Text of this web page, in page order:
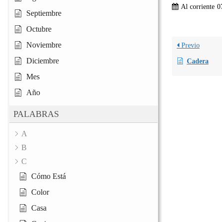
Septiembre
Octubre
Noviembre
Diciembre
Mes
Año
PALABRAS
A
B
C
Cómo Está
Color
Casa
Al corriente
Previo
Cadera